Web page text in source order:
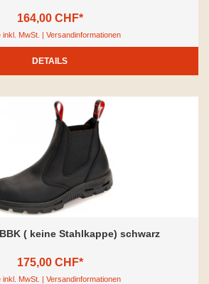
164,00 CHF*
inkl. MwSt. | Versandinformationen
DETAILS
( keine Stahlkappe) schwarz
175,00 CHF*
inkl. MwSt. | Versandinformationen